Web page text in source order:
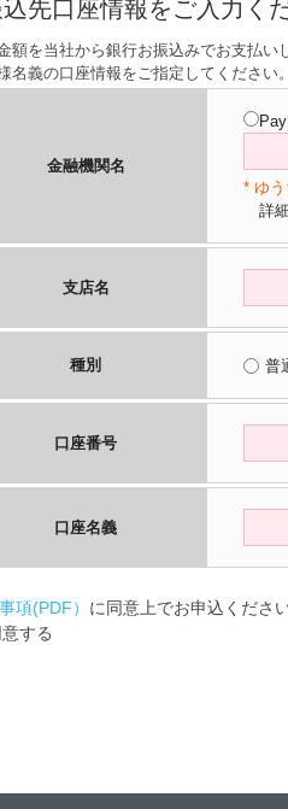
先口座情報をご入力くだ
額を当社から銀行お振込みでお支払い
名義の口座情報をご指定してください。
金融機関名
* ゆ
詳
支店名
種別 普
口座番号
口座名義
項(PDF） に同意上でお申込ください
する